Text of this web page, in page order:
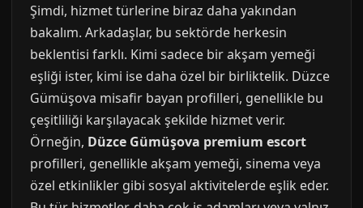
Şimdi, hizmet türlerine biraz daha yakından
bakalım. Arkadaşlar, bu sektörde herkesin
beklentisi farklı. Kimi sadece bir akşam yemeği
eşliği ister, kimi ise daha özel bir birliktelik. Düzce
Gümüşova misafir bayan profilleri, genellikle bu
çeşitliliği karşılayacak şekilde hizmet verir.
Örneğin, Düzce Gümüşova premium escort
profilleri, genellikle akşam yemeği, sinema veya
özel etkinlikler gibi sosyal aktivitelerde eşlik eder.